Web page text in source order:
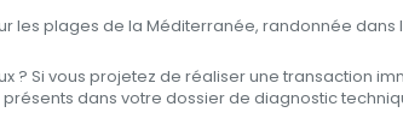
les plages de la Méditerranée, randonnée
? Si vous projetez de réaliser une transaction
dans votre dossier de diagnostic